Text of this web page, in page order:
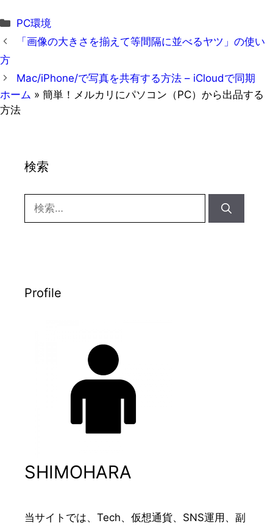
カ
テ
ー
PC環境
「画像の大きさを揃えて等間隔に並べるヤツ」の使い
方
Mac/iPhone/で写真を共有する方法 – iCloudで同期
ホーム » 簡単！メルカリにパソコン（PC）から出品する
方法
検索
索:
Profile
SHIMOHARA
当サイトでは、Tech、仮想通貨、SNS運用、副